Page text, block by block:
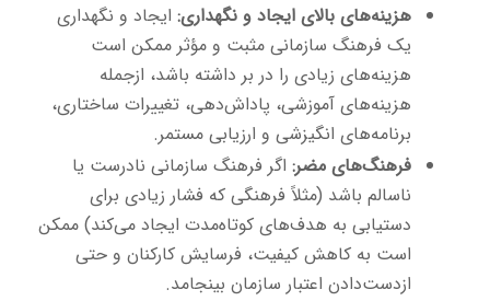
هزینه‌های بالای ایجاد و نگهداری: ایجاد و نگهداری
یک فرهنگ سازمانی مثبت و مؤثر ممکن است
هزینه‌های زیادی را در بر داشته باشد، ازجمله
هزینه‌های آموزشی، پاداش‌دهی، تغییرات ساختاری،
برنامه‌های انگیزشی و ارزیابی مستمر.
فرهنگ‌های مضر: اگر فرهنگ سازمانی نادرست یا
ناسالم باشد (مثلاً فرهنگی که فشار زیادی برای
دستیابی به هدف‌های کوتاه‌مدت ایجاد می‌کند) ممکن
است به کاهش کیفیت، فرسایش کارکنان و حتی
ازدست‌دادن اعتبار سازمان بینجامد.